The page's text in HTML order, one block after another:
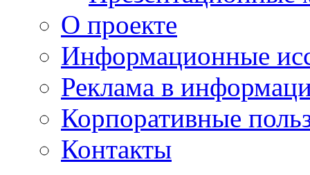
О проекте
Информационные
Реклама в
Корпоративные
Контакты